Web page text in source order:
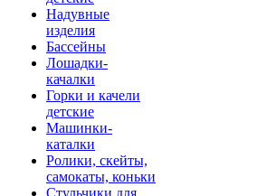
Надувные
изделия
Бассейны
Лошадки-
качалки
Горки и качели
детские
Машинки-
каталки
Ролики, скейты,
самокаты, коньки
Стульчики для